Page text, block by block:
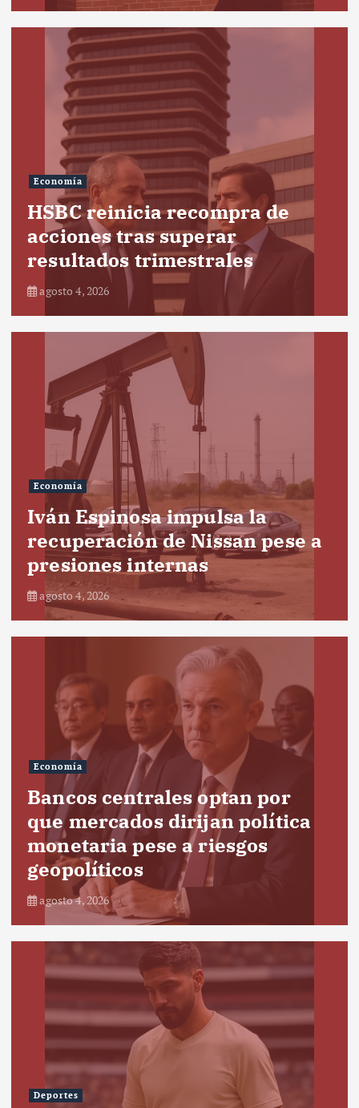
Economía
HSBC reinicia recompra de
acciones tras superar
resultados trimestrales
agosto 4, 2026
Economía
Iván Espinosa impulsa la
recuperación de Nissan pese a
presiones internas
agosto 4, 2026
Economía
Bancos centrales optan por
que mercados dirijan política
monetaria pese a riesgos
geopolíticos
agosto 4, 2026
Deportes